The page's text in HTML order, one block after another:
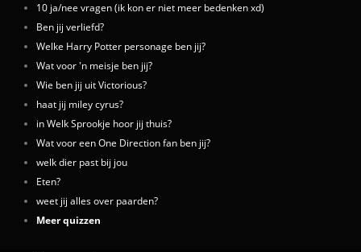
10 ja/nee vragen (ik kon er niet meer bedenken xd)
Ben jij verliefd?
Welke Harry Potter personage ben jij?
Wat voor 'n meisje ben jij?
Wie ben jij uit Victorious?
haat jij miley cyrus?
in Welk Sprookje hoor jij thuis?
Wat voor een One Direction fan ben jij?
welk dier past bij jou
Eten?
weet jij alles over paarden?
Meer quizzen